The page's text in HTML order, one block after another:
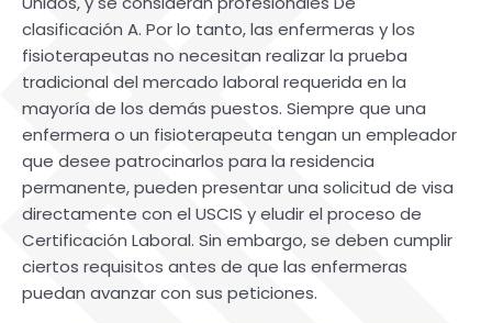
clasificación A. Por lo tanto, las enfermeras y los
fisioterapeutas no necesitan realizar la prueba
tradicional del mercado laboral requerida en la
mayoría de los demás puestos. Siempre que una
enfermera o un fisioterapeuta tengan un empleador
que desee patrocinarlos para la residencia
permanente, pueden presentar una solicitud de visa
directamente con el USCIS y eludir el proceso de
Certificación Laboral. Sin embargo, se deben cumplir
ciertos requisitos antes de que las enfermeras
puedan avanzar con sus peticiones.